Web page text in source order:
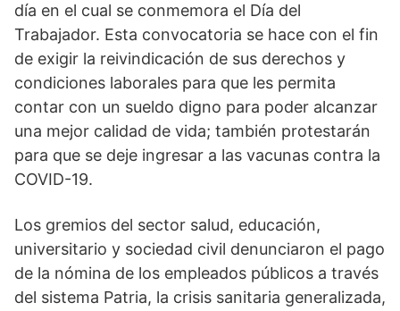
día en el cual se conmemora el Día del
Trabajador. Esta convocatoria se hace con el fin
de exigir la reivindicación de sus derechos y
condiciones laborales para que les permita
contar con un sueldo digno para poder alcanzar
una mejor calidad de vida; también protestarán
para que se deje ingresar a las vacunas contra la
COVID-19.
Los gremios del sector salud, educación,
universitario y sociedad civil denunciaron el pago
de la nómina de los empleados públicos a través
del sistema Patria, la crisis sanitaria generalizada,